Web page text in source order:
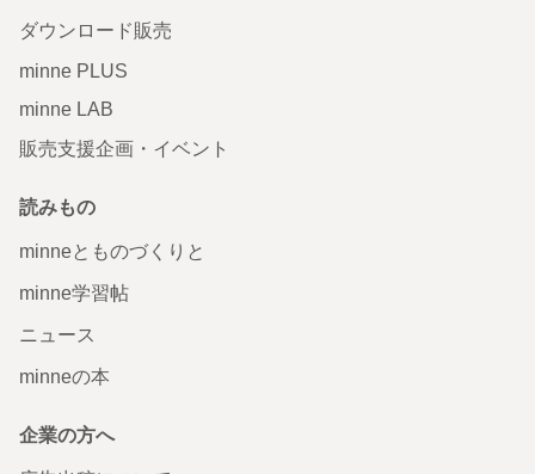
ダウンロード販売
minne PLUS
minne LAB
販売支援企画・イベント
読みもの
minneとものづくりと
minne学習帖
ニュース
minneの本
企業の方へ